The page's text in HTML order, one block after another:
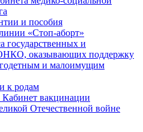
и пособия
«Стоп-аборт»
государственных и
оказывающих поддержку
и малоимущим
к родам
Кабинет вакцинации